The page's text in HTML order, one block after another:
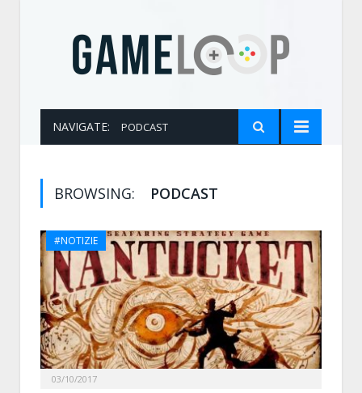
NAVIGATE: PODCAST
BROWSING: PODCAST
#NOTIZIE
03/10/2017